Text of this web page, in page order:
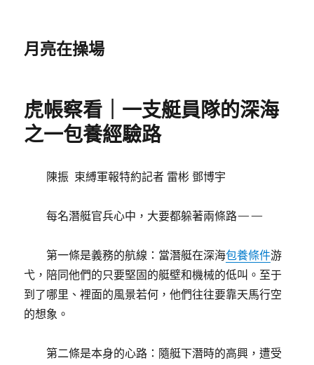
月亮在操場
虎帳察看｜一支艇員隊的深海
之一包養經驗路
陳振 束縛軍報特約記者 雷彬 鄧博宇
每名潛艇官兵心中，大要都躲著兩條路——
第一條是義務的航線：當潛艇在深海包養條件游
弋，陪同他們的只要堅固的艇壁和機械的低叫。至于
到了哪里、裡面的風景若何，他們往往要靠天馬行空
的想象。
第二條是本身的心路：隨艇下潛時的高興，遭受